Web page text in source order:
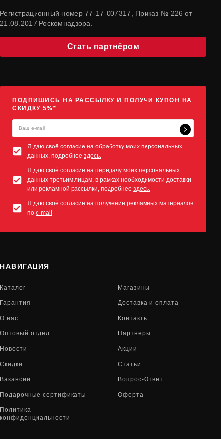
Регистрационный номер 77-17-007317, Приказ № 226 от
21.08.2017 Роскомнадзора.
Стать партнёром
ПОДПИШИСЬ НА РАССЫЛКУ И ПОЛУЧИ КУПОН НА
СКИДКУ 5%*
Я даю своё согласие на обработку моих персональных
данных, подробнее здесь.
Я даю своё согласие на передачу моих персональных
данных третьим лицам, в рамках необходимости доставки
или рекламной рассылки, подробнее здесь.
Я даю своё согласие на получение рекламных материалов
по e-mail
НАВИГАЦИЯ
Каталог Магазины
Гарантия Доставка и оплата
О нас Контакты
Оптовый отдел Партнеры
Новости Акции
Скидки Статьи
Вакансии Вопрос-Ответ
Подарочные сертификаты Оферта
Политика
конфиденциальности